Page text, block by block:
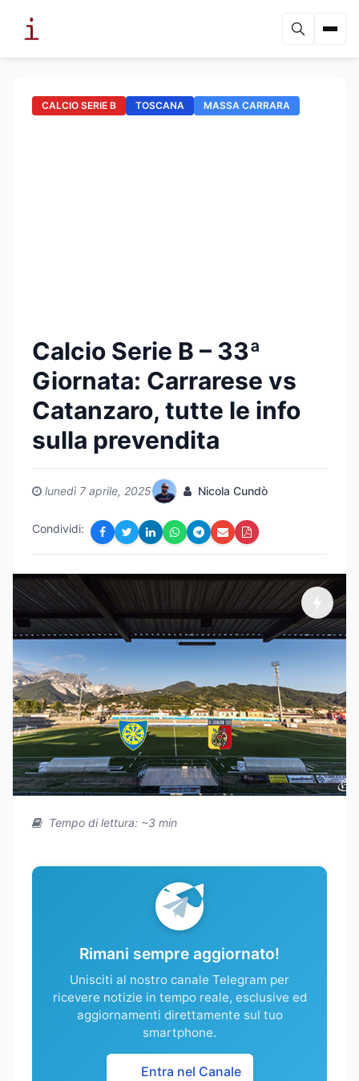
CALCIO SERIE B TOSCANA MASSA CARRARA
Calcio Serie B – 33ª
Giornata: Carrarese vs
Catanzaro, tutte le info
sulla prevendita
lunedì 7 aprile, 2025 Nicola Cundò
Condividi:
Tempo di lettura: ~3 min
Rimani sempre aggiornato!
Unisciti al nostro canale Telegram per
ricevere notizie in tempo reale, esclusive ed
aggiornamenti direttamente sul tuo
smartphone.
Entra nel Canale